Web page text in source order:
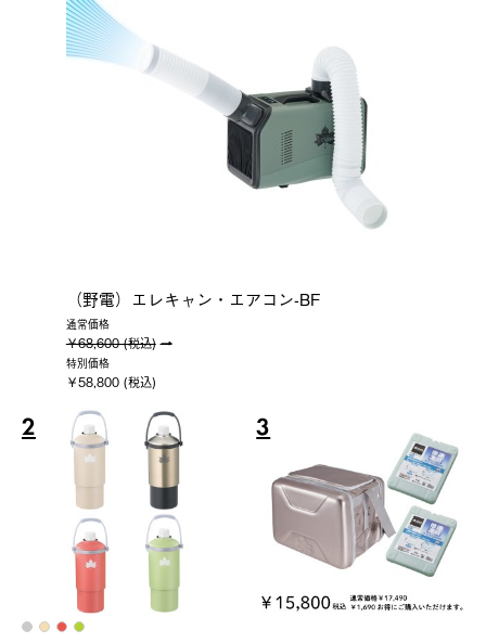
（野電）エレキャン・エアコン-BF
通常価格
￥68,600 (税込)
特別価格
￥58,800 (税込)
2 3